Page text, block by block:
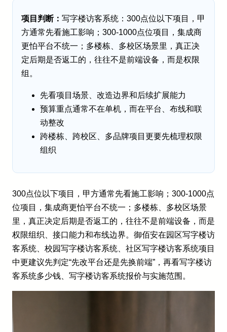
项目判断： 写字楼访客系统：300点位以下项目，甲
方通常先看施工影响；300-1000点位项目，集成商
更怕平台不统一；多楼栋、多校区场景里，真正决
定后期是否返工的，往往不是前端设备，而是权限
组。
先看项目场景、改造边界和后续扩展能力
预算重点通常不在单机，而在平台、布线和联
动整改
跨楼栋、跨校区、多品牌项目更要先梳理权限
组织
300点位以下项目，甲方通常先看施工影响；300-1000点
位项目，集成商更怕平台不统一；多楼栋、多校区场景
里，真正决定后期是否返工的，往往不是前端设备，而是
权限组织、接口能力和布线边界。御佰安在园区写字楼访
客系统、校园写字楼访客系统、社区写字楼访客系统项目
中更建议先判定“先改平台还是先换前端”，再看写字楼访
客系统多少钱、写字楼访客系统报价与实施范围。